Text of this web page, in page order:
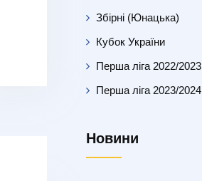
Збірні (Юнацька)
Кубок України
Перша ліга 2022/2023
Перша ліга 2023/2024
Новини